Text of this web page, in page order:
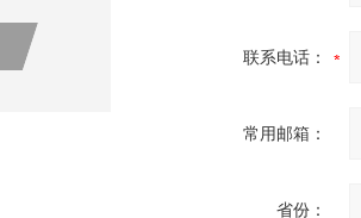
联系电话：
常用邮箱：
省份：